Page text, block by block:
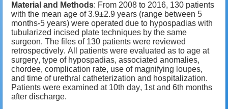
Material and Methods: From 2008 to 2016, 130 patients
with the mean age of 3.9±2.9 years (range between 5
months-5 years) were operated due to hypospadias with
tubularized incised plate techniques by the same
surgeon. The files of 130 patients were reviewed
retrospectively. All patients were evaluated as to age at
surgery, type of hypospadias, associated anomalies,
chordee, complication rate, use of magnifying loupes,
and time of urethral catheterization and hospitalization.
Patients were examined at 10th day, 1st and 6th months
after discharge.